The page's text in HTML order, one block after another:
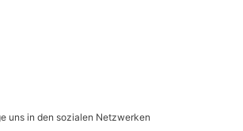
uns in den sozialen Netzwerken